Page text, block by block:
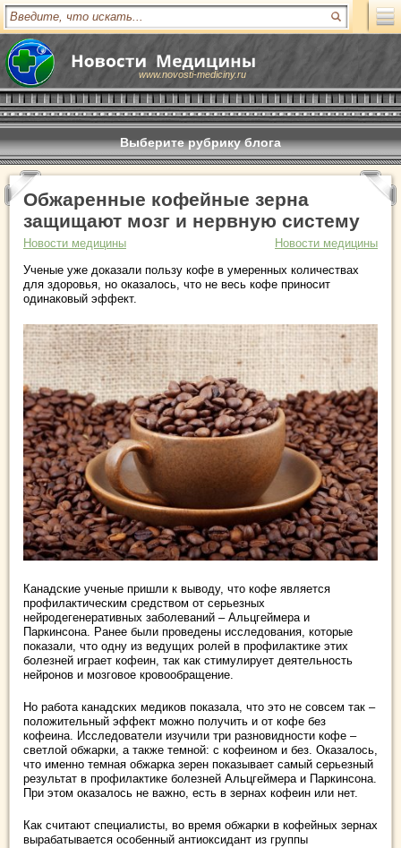
www.novosti-mediciny.ru
Выберите рубрику блога
Обжаренные кофейные зерна
защищают мозг и нервную систему
Новости медицины
Новости медицины
Ученые уже доказали пользу кофе в умеренных количествах
для здоровья, но оказалось, что не весь кофе приносит
одинаковый эффект.
Канадские ученые пришли к выводу, что кофе является
профилактическим средством от серьезных
нейродегенеративных заболеваний – Альцгеймера и
Паркинсона. Ранее были проведены исследования, которые
показали, что одну из ведущих ролей в профилактике этих
болезней играет кофеин, так как стимулирует деятельность
нейронов и мозговое кровообращение.
Но работа канадских медиков показала, что это не совсем так –
положительный эффект можно получить и от кофе без
кофеина. Исследователи изучили три разновидности кофе –
светлой обжарки, а также темной: с кофеином и без. Оказалось,
что именно темная обжарка зерен показывает самый серьезный
результат в профилактике болезней Альцгеймера и Паркинсона.
При этом оказалось не важно, есть в зернах кофеин или нет.
Как считают специалисты, во время обжарки в кофейных зернах
вырабатывается особенный антиоксидант из группы